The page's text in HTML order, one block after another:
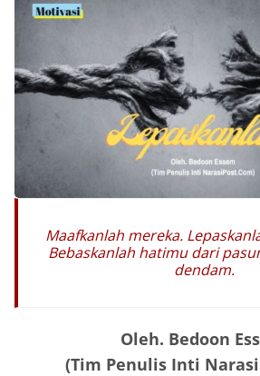
Maafkanlah mereka.
Bebaskanlah hatimu dari
dendam.
Oleh. Bedoon
(Tim Penulis Inti